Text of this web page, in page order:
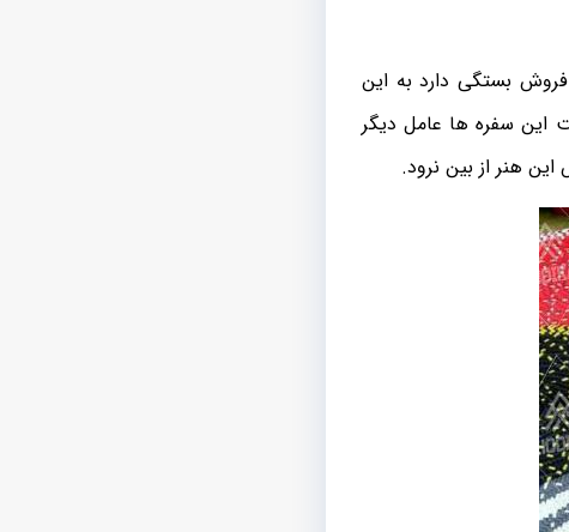
بستگی دارد به این
سفره ها عامل دیگر
هنر از بین نرود.